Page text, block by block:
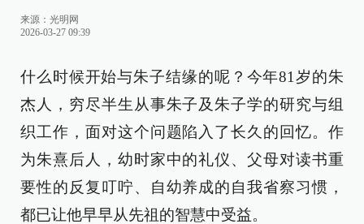
来源： 光明网
2026-03-27 09:39
什么时候开始与朱子结缘的呢？今年81岁的朱
杰人，穷尽半生从事朱子及朱子学的研究与组
织工作，面对这个问题陷入了长久的回忆。作
为朱熹后人，幼时家中的礼仪、父母对读书重
要性的反复叮咛、自幼养成的自我省察习惯，
都已让他早早从先祖的智慧中受益。